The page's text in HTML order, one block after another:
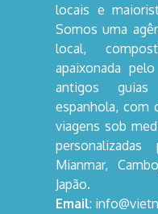
locais e
Somos uma
local,
apaixonada
antigos
espanhola, com
viagens sob
Mianmar,
Japão.
Email: